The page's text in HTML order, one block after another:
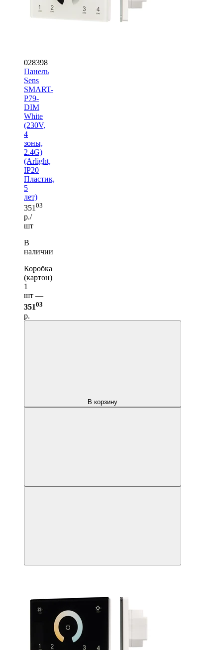
028398
Панель
Sens
SMART-
P79-
DIM
White
(230V,
4
зоны,
2.4G)
(Arlight,
IP20
Пластик,
5
лет)
351 03
р./
шт
В
наличии
Коробка
(картон)
1
шт —
35103
р.
В корзину